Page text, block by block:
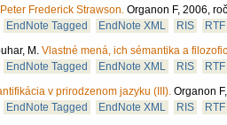
Frederick Strawson. Organon F, 2006,
EndNote Tagged EndNote XML RIS
RTF
M. Vlastné mená, ich sémantika a
EndNote Tagged EndNote XML RIS
RTF
v prirodzenom jazyku (III). Organon
EndNote Tagged EndNote XML RIS
RTF